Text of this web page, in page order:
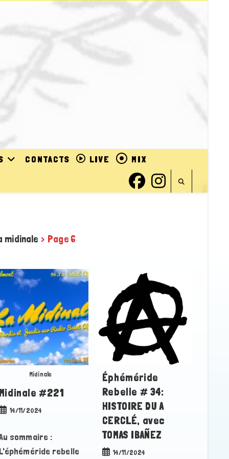
CONTACTS LIVE MIX
midinale > Page 6
Midinale
#221
14/11/2024
sommaire :
rebelle
Éphéméride
Rebelle # 34:
HISTOIRE DU A
CERCLÉ, avec
TOMAS IBAÑEZ
Publication
14/11/2024